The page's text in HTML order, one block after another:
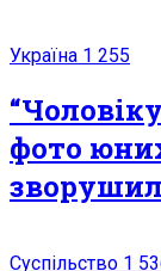
Україна 1 255
фото
Суспільство 1